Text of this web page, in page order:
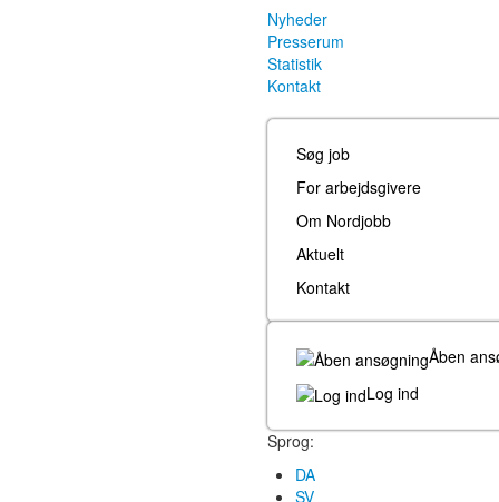
Nyheder
Presserum
Statistik
Kontakt
Søg job
For arbejdsgivere
Om Nordjobb
Aktuelt
Kontakt
Åben
Log ind
Sprog:
DA
SV